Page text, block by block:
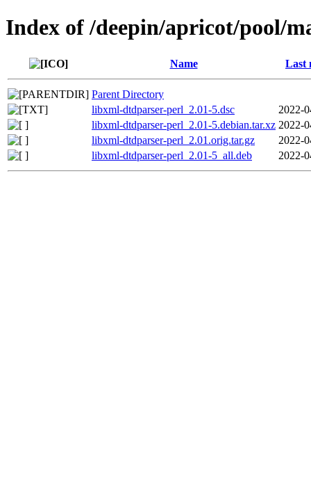
Index of /deepin/apricot/pool/
Name Last
Parent Directory
libxml-dtdparser-perl_2.01-5.dsc
2022-
libxml-dtdparser-perl_2.01-5.debian.tar.xz 2022-
libxml-dtdparser-perl_2.01.orig.tar.gz
2022-
libxml-dtdparser-perl_2.01-5_all.deb
2022-